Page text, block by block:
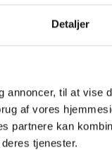
Detaljer
til at vise
af vores
partnere kan
tjenester.